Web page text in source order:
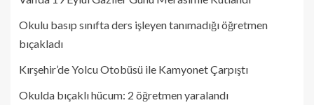
Okulu basıp sınıfta ders işleyen tanımadığı öğretmen
bıçakladı
Kırşehir’de Yolcu Otobüsü ile Kamyonet Çarpıştı
Okulda bıçaklı hücum: 2 öğretmen yaralandı